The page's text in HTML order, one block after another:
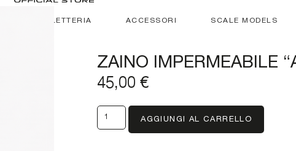
PELLETTERIA ACCESSORI SCALE MODELS
ZAINO IMPERMEABILE
45,00 €
AGGIUNGI AL CARRELLO